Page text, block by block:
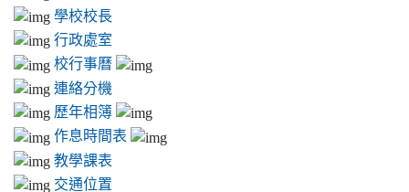
學校校長
行政處室
校行事曆
連絡分機
歷年相簿
作息時間表
教學課表
交通位置